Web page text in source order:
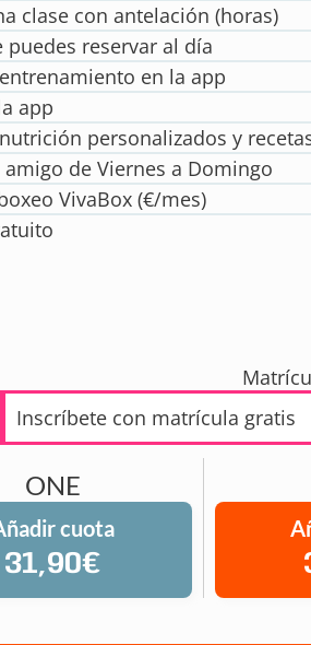
clase con antelación (horas)
puedes reservar al día
en la app
app
personalizados y
de Viernes a Domingo
VivaBox (€/mes)
Inscríbete con matrícula gratis
ONE
cuota
31,90€